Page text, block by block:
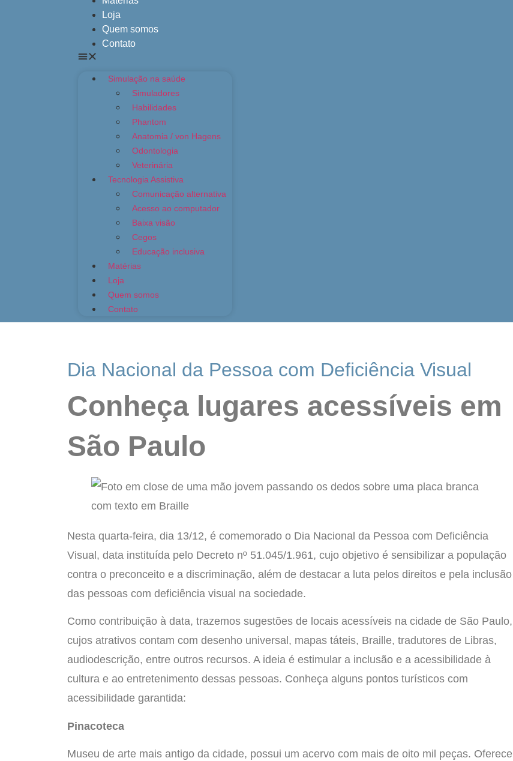
Loja
Quem somos
Contato
Simulação na saúde
Simuladores
Habilidades
Phantom
Anatomia / von Hagens
Odontologia
Veterinária
Tecnologia Assistiva
Comunicação alternativa
Acesso ao computador
Baixa visão
Cegos
Educação inclusiva
Matérias
Loja
Quem somos
Contato
Dia Nacional da Pessoa com Deficiência Visual
Conheça lugares acessíveis em
São Paulo
Nesta quarta-feira, dia 13/12, é comemorado o Dia Nacional da Pessoa com Deficiência
Visual, data instituída pelo Decreto nº 51.045/1.961, cujo objetivo é sensibilizar a população
contra o preconceito e a discriminação, além de destacar a luta pelos direitos e pela inclusão
das pessoas com deficiência visual na sociedade.
Como contribuição à data, trazemos sugestões de locais acessíveis na cidade de São Paulo,
cujos atrativos contam com desenho universal, mapas táteis, Braille, tradutores de Libras,
audiodescrição, entre outros recursos. A ideia é estimular a inclusão e a acessibilidade à
cultura e ao entretenimento dessas pessoas. Conheça alguns pontos turísticos com
acessibilidade garantida:
Pinacoteca
Museu de arte mais antigo da cidade, possui um acervo com mais de oito mil peças. Oferece